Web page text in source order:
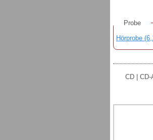
Probe
Hörprobe
CD |